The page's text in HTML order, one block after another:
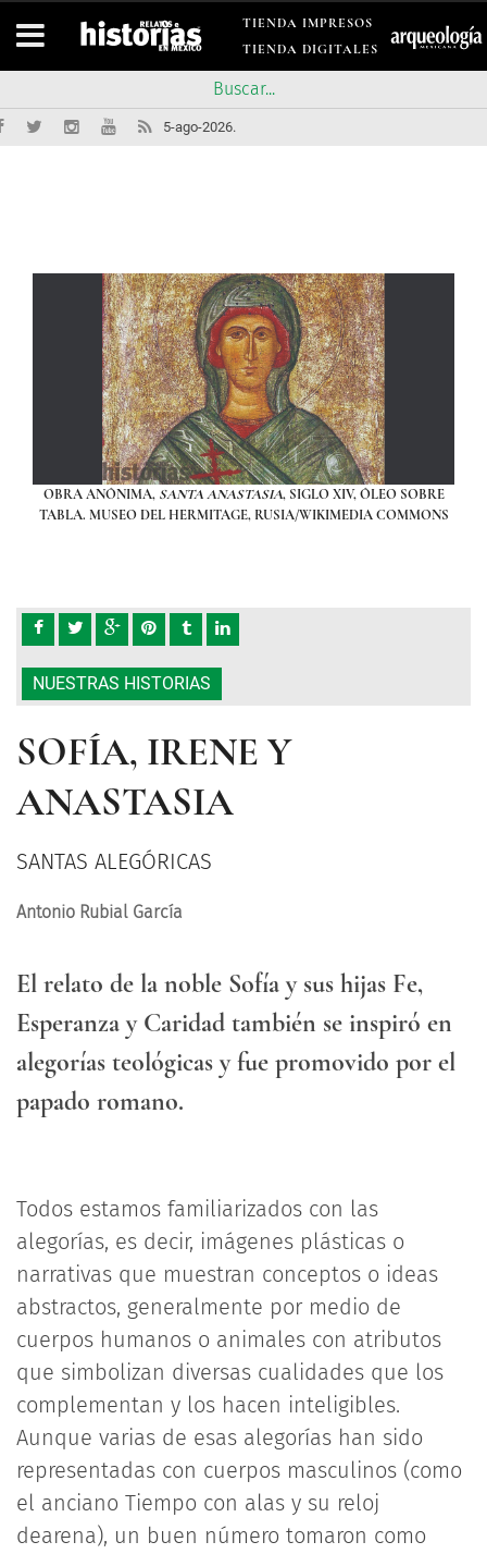
TIENDA IMPRESOS
TIENDA DIGITALES
5-ago-2026.
OBRA ANÓNIMA, SANTA ANASTASIA, SIGLO XIV, ÓLEO SOBRE
TABLA. MUSEO DEL HERMITAGE, RUSIA/WIKIMEDIA COMMONS
NUESTRAS HISTORIAS
SOFÍA, IRENE Y
ANASTASIA
SANTAS ALEGÓRICAS
Antonio Rubial García
El relato de la noble Sofía y sus hijas Fe,
Esperanza y Caridad también se inspiró en
alegorías teológicas y fue promovido por el
papado romano.
Todos estamos familiarizados con las
alegorías, es decir, imágenes plásticas o
narrativas que muestran conceptos o ideas
abstractos, generalmente por medio de
cuerpos humanos o animales con atributos
que simbolizan diversas cualidades que los
complementan y los hacen inteligibles.
Aunque varias de esas alegorías han sido
representadas con cuerpos masculinos (como
el anciano Tiempo con alas y su reloj
dearena), un buen número tomaron como